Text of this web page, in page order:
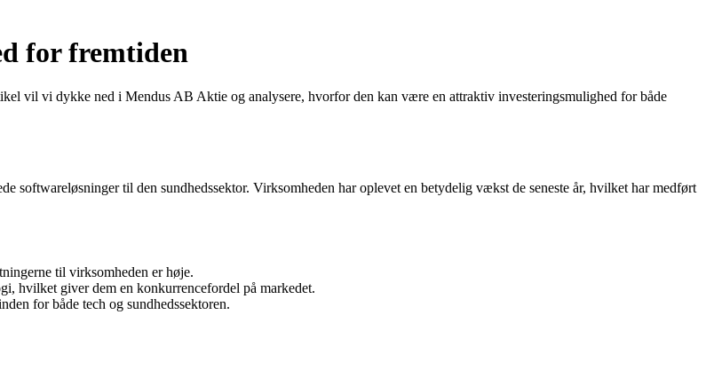
for fremtiden
vil vi dykke ned i Mendus AB Aktie og analysere, hvorfor den kan være en attraktiv investeringsmulighed for både
softwareløsninger til den sundhedssektor. Virksomheden har oplevet en betydelig vækst de seneste år, hvilket har medført
til virksomheden er høje.
hvilket giver dem en konkurrencefordel på markedet.
for både tech og sundhedssektoren.